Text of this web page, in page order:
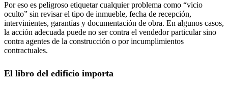
Por eso es peligroso etiquetar cualquier problema como “vicio
oculto” sin revisar el tipo de inmueble, fecha de recepción,
intervinientes, garantías y documentación de obra. En algunos casos,
la acción adecuada puede no ser contra el vendedor particular sino
contra agentes de la construcción o por incumplimientos
contractuales.
El libro del edificio importa